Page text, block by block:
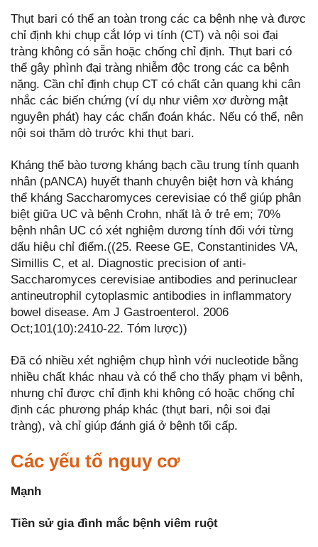
Thụt bari có thể an toàn trong các ca bệnh nhẹ và được
chỉ định khi chụp cắt lớp vi tính (CT) và nội soi đại
tràng không có sẵn hoặc chống chỉ định. Thụt bari có
thể gây phình đại tràng nhiễm độc trong các ca bệnh
nặng. Cần chỉ định chụp CT có chất cản quang khi cân
nhắc các biến chứng (ví dụ như viêm xơ đường mật
nguyên phát) hay các chẩn đoán khác. Nếu có thể, nên
nội soi thăm dò trước khi thụt bari.
Kháng thể bào tương kháng bạch cầu trung tính quanh
nhân (pANCA) huyết thanh chuyên biệt hơn và kháng
thể kháng Saccharomyces cerevisiae có thể giúp phân
biệt giữa UC và bệnh Crohn, nhất là ở trẻ em; 70%
bệnh nhân UC có xét nghiệm dương tính đối với từng
dấu hiệu chỉ điểm.((25. Reese GE, Constantinides VA,
Simillis C, et al. Diagnostic precision of anti-
Saccharomyces cerevisiae antibodies and perinuclear
antineutrophil cytoplasmic antibodies in inflammatory
bowel disease. Am J Gastroenterol. 2006
Oct;101(10):2410-22. Tóm lược))
Đã có nhiều xét nghiệm chụp hình với nucleotide bằng
nhiều chất khác nhau và có thể cho thấy phạm vi bệnh,
nhưng chỉ được chỉ định khi không có hoặc chống chỉ
định các phương pháp khác (thụt bari, nội soi đại
tràng), và chỉ giúp đánh giá ở bệnh tối cấp.
Các yếu tố nguy cơ
Mạnh
Tiền sử gia đình mắc bệnh viêm ruột